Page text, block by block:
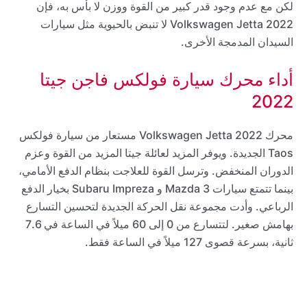
لكن مع عدم وجود قدر كبير من القوة ووزن لا بأس به، فإن
2022 Volkswagen Jetta لا تنبض بالحيوية مثل سيارات
السيدان المدمجة الأخرى.
أداء محرك سيارة فولكس فاجن جيتا
2022
محرك 2022 Volkswagen Jetta مستعار من سيارة فولكس
Taos الجديدة. ويوفر المزيد لعائلة جيتا المزيد من القوة وعزم
الدوران المنخفض. وترسل القوة للعلاجت بنظام الدفع الأمامي،
بينما تتمتع سيارات Mazda 3 و Subaru Impreza بخيار الدفع
الرباعي. وأدت مجموعة نقل الحركة الجديدة لتحسين التسارع
بهامش صغير. لتتسارع من 0 إلى 60 ميلاً في الساعة في 7.6
ثانية، بسرعة قصوى 127 ميلاً في الساعة فقط.